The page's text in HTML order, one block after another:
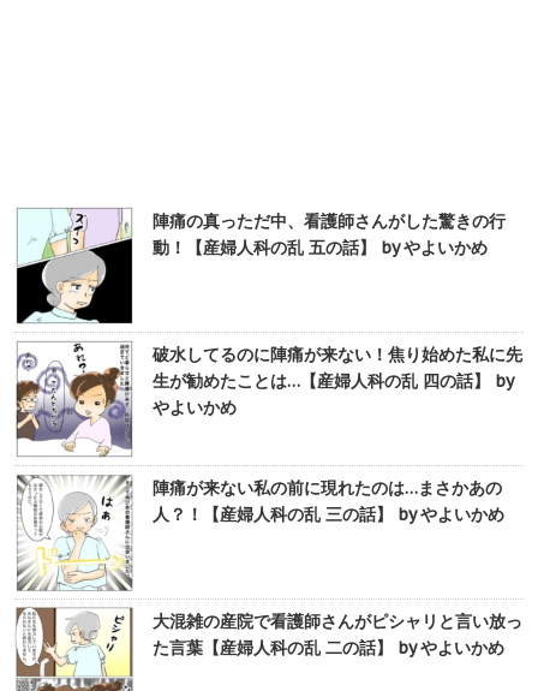
陣痛の真っただ中、看護師さんがした驚きの行
動！【産婦人科の乱 五の話】 by やよいかめ
破水してるのに陣痛が来ない！焦り始めた私に先
生が勧めたことは…【産婦人科の乱 四の話】 by
やよいかめ
陣痛が来ない私の前に現れたのは…まさかあの
人？！【産婦人科の乱 三の話】 by やよいかめ
大混雑の産院で看護師さんがピシャリと言い放っ
た言葉【産婦人科の乱 二の話】 by やよいかめ